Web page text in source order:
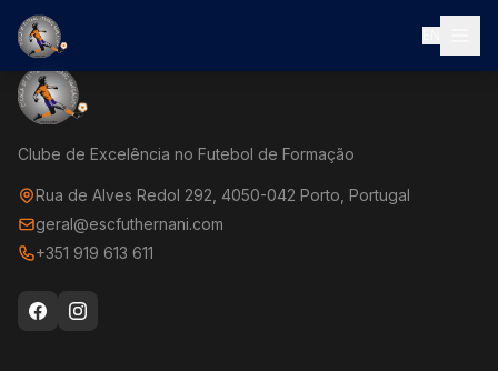
Clube de Excelência no Futebol de Formação
Rua de Alves Redol 292, 4050-042 Porto, Portugal
geral@escfuthernani.com
+351 919 613 611